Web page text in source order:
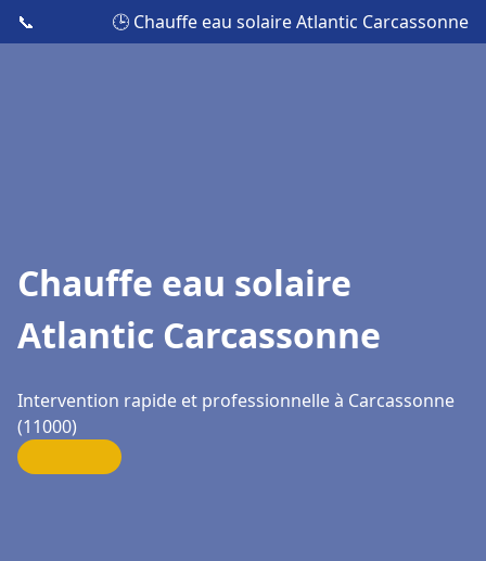
📞 🕒 Chauffe eau solaire Atlantic Carcassonne
Chauffe eau solaire
Atlantic Carcassonne
Intervention rapide et professionnelle à Carcassonne
(11000)